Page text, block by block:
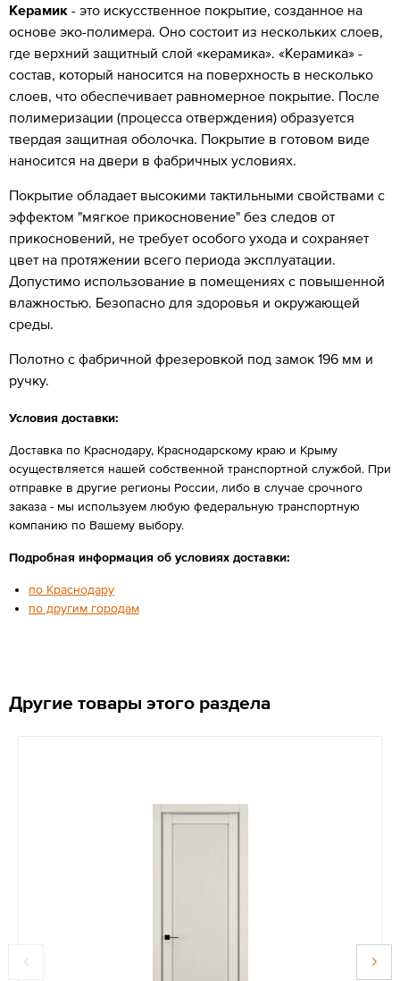
Керамик - это искусственное покрытие, созданное на
основе эко-полимера. Оно состоит из нескольких слоев,
где верхний защитный слой «керамика». «Керамика» -
состав, который наносится на поверхность в несколько
слоев, что обеспечивает равномерное покрытие. После
полимеризации (процесса отверждения) образуется
твердая защитная оболочка. Покрытие в готовом виде
наносится на двери в фабричных условиях.
Покрытие обладает высокими тактильными свойствами с
эффектом "мягкое прикосновение" без следов от
прикосновений, не требует особого ухода и сохраняет
цвет на протяжении всего периода эксплуатации.
Допустимо использование в помещениях с повышенной
влажностью. Безопасно для здоровья и окружающей
среды.
Полотно с фабричной фрезеровкой под замок 196 мм и
ручку.
Условия доставки:
Доставка по Краснодару, Краснодарскому краю и Крыму
осуществляется нашей собственной транспортной службой. При
отправке в другие регионы России, либо в случае срочного
заказа - мы используем любую федеральную транспортную
компанию по Вашему выбору.
Подробная информация об условиях доставки:
по Краснодару
по другим городам
Другие товары этого раздела